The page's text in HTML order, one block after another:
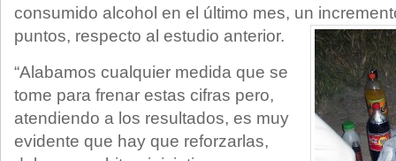
consumido alcohol en el último mes, un
puntos, respecto al estudio anterior.
“Alabamos cualquier medida que se
tome para frenar estas cifras pero,
atendiendo a los resultados, es muy
evidente que hay que reforzarlas,